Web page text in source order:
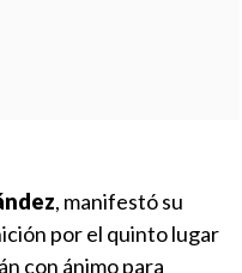
, manifestó su
por el quinto lugar
con ánimo para